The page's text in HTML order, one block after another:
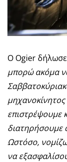
Ο Ogier δήλωσε
μπορώ ακόμα
επιστρέψουμε
διατηρήσουμε
Ωστόσο,
να